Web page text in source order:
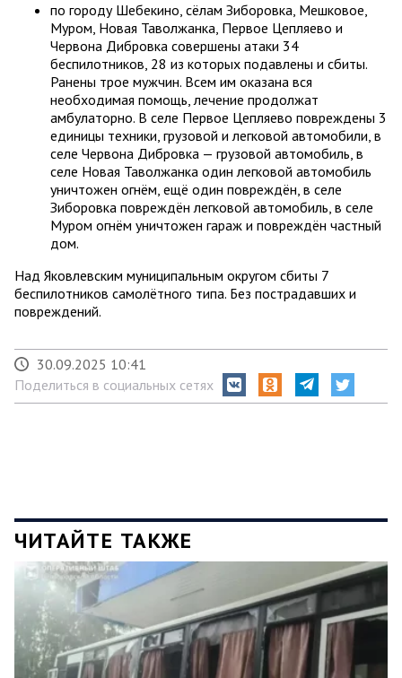
по городу Шебекино, сёлам Зиборовка, Мешковое,
Муром, Новая Таволжанка, Первое Цепляево и
Червона Дибровка совершены атаки 34
беспилотников, 28 из которых подавлены и сбиты.
Ранены трое мужчин. Всем им оказана вся
необходимая помощь, лечение продолжат
амбулаторно. В селе Первое Цепляево повреждены 3
единицы техники, грузовой и легковой автомобили, в
селе Червона Дибровка — грузовой автомобиль, в
селе Новая Таволжанка один легковой автомобиль
уничтожен огнём, ещё один повреждён, в селе
Зиборовка повреждён легковой автомобиль, в селе
Муром огнём уничтожен гараж и повреждён частный
дом.
Над Яковлевским муниципальным округом сбиты 7
беспилотников самолётного типа. Без пострадавших и
повреждений.
30.09.2025 10:41
Поделиться в социальных сетях
ЧИТАЙТЕ ТАКЖЕ